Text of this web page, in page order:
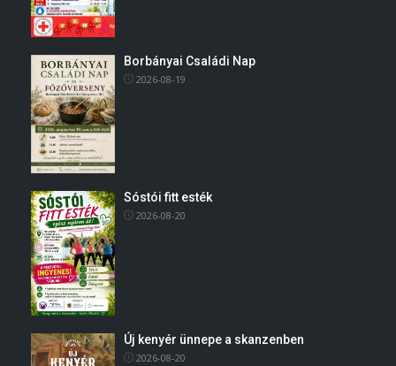
Borbányai Családi Nap
2026-08-19
Sóstói fitt esték
2026-08-20
Új kenyér ünnepe a skanzenben
2026-08-20